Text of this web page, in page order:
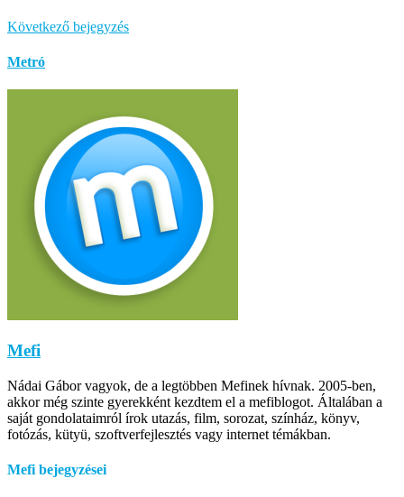
Következő bejegyzés
Metró
Mefi
Nádai Gábor vagyok, de a legtöbben Mefinek hívnak. 2005-ben,
akkor még szinte gyerekként kezdtem el a mefiblogot. Általában a
saját gondolataimról írok utazás, film, sorozat, színház, könyv,
fotózás, kütyü, szoftverfejlesztés vagy internet témákban.
Mefi bejegyzései